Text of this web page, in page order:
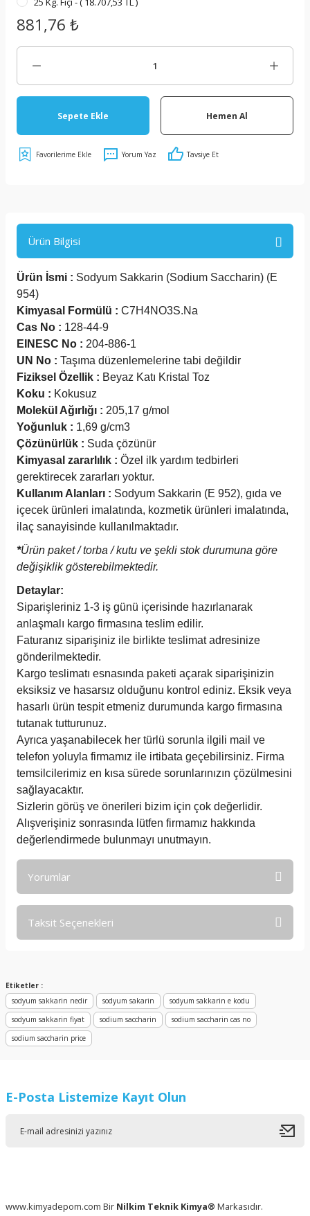
881,76 ₺
Sepete Ekle Hemen Al
Yorum Yaz Tavsiye Et
Ürün Bilgisi
Ürün İsmi : Sodyum Sakkarin (Sodium Saccharin) (E
954)
Kimyasal Formülü : C7H4NO3S.Na
Cas No : 128-44-9
EINESC No : 204-886-1
UN No : Taşıma düzenlemelerine tabi değildir
Fiziksel Özellik : Beyaz Katı Kristal Toz
Koku : Kokusuz
Molekül Ağırlığı : 205,17 g/mol
Yoğunluk : 1,69 g/cm3
Çözünürlük : Suda çözünür
Kimyasal zararlılık : Özel ilk yardım tedbirleri
gerektirecek zararları yoktur.
Kullanım Alanları : Sodyum Sakkarin (E 952), gıda ve
içecek ürünleri imalatında, kozmetik ürünleri imalatında,
ilaç sanayisinde kullanılmaktadır.
*Ürün paket / torba / kutu ve şekli stok durumuna göre
değişiklik gösterebilmektedir.
Detaylar:
Siparişleriniz 1-3 iş günü içerisinde hazırlanarak
anlaşmalı kargo firmasına teslim edilir.
Faturanız siparişiniz ile birlikte teslimat adresinize
gönderilmektedir.
Kargo teslimatı esnasında paketi açarak siparişinizin
eksiksiz ve hasarsız olduğunu kontrol ediniz. Eksik veya
hasarlı ürün tespit etmeniz durumunda kargo firmasına
tutanak tutturunuz.
Ayrıca yaşanabilecek her türlü sorunla ilgili mail ve
telefon yoluyla firmamız ile irtibata geçebilirsiniz. Firma
temsilcilerimiz en kısa sürede sorunlarınızın çözülmesini
sağlayacaktır.
Sizlerin görüş ve önerileri bizim için çok değerlidir.
Alışverişiniz sonrasında lütfen firmamız hakkında
değerlendirmede bulunmayı unutmayın.
Yorumlar
Taksit Seçenekleri
Etiketler :
sodyum sakkarin nedir
sodyum sakarin
sodyum sakkarin e kodu
sodyum sakkarin fiyat
sodium saccharin
sodium saccharin cas no
sodium saccharin price
E-Posta Listemize Kayıt Olun
www.kimyadepom.com Bir Nilkim Teknik Kimya® Markasıdır.